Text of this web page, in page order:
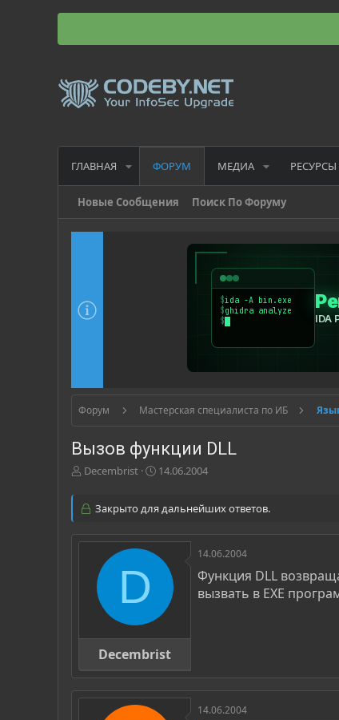
ГЛАВНАЯ ФОРУМ МЕДИА РЕСУРСЫ
Новые Сообщения Поиск По Форуму
Форум Мастерская специалиста по ИБ
Вызов функции DLL
А
о
т
Decembrist
Д
а
а
ч
14.06.2004
Закрыто для дальнейших ответов.
D
Decembrist
14.06.2004
Функция DLL
вызвать в EXE
14.06.2004